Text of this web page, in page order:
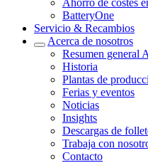
Ahorro de costes
BatteryOne
Servicio & Recambios
Acerca de nosotros
Resumen general
Historia
Plantas de
Ferias y eventos
Noticias
Insights
Descargas de
Trabaja con
Contacto